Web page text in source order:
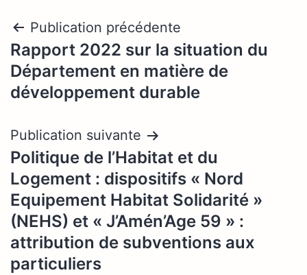
Navigation
de
l’article
Publication précédente
Rapport 2022 sur la situation du
Département en matière de
développement durable
Publication suivante
Politique de l’Habitat et du
Logement : dispositifs « Nord
Equipement Habitat Solidarité »
(NEHS) et « J’Amén’Age 59 » :
attribution de subventions aux
particuliers